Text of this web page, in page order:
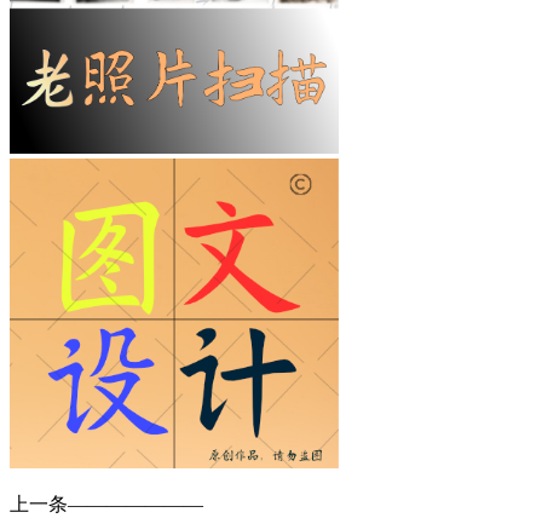
上一条———————